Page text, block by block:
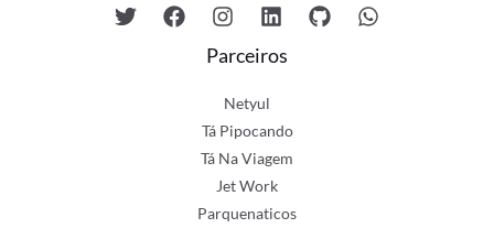
Parceiros
Netyul
Tá Pipocando
Tá Na Viagem
Jet Work
Parquenaticos